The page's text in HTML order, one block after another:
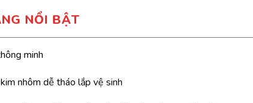
NỔI BẬT
minh
nhôm dễ tháo lắp vệ sinh